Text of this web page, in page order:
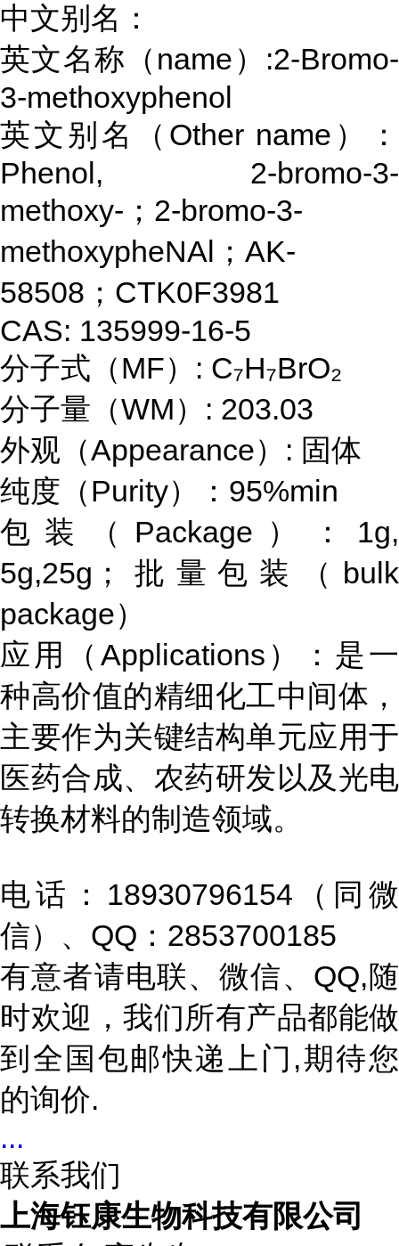
中文别名：
英文名称（name）:2-Bromo-
3-methoxyphenol
英文别名（Other name）：
Phenol, 2-bromo-3-
methoxy-；2-bromo-3-
methoxypheNAl；AK-
58508；CTK0F3981
CAS: 135999-16-5
分子式（MF）: C₇H₇BrO₂
分子量（WM）: 203.03
外观（Appearance）: 固体
纯度（Purity）：95%min
包装（Package）：1g,
5g,25g；批量包装（bulk
package）
应用（Applications）：是一
种高价值的精细化工中间体，
主要作为关键结构单元应用于
医药合成、农药研发以及光电
转换材料的制造领域。
电话：18930796154（同微
信）、QQ：2853700185
有意者请电联、微信、QQ,随
时欢迎，我们所有产品都能做
到全国包邮快递上门,期待您
的询价.
...
联系我们
上海钰康生物科技有限公司